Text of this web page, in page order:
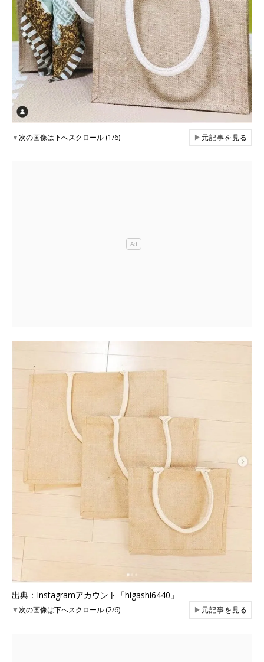
▼次の画像は下へスクロール (1/6) ▶元記事を見る
出典：Instagramアカウント「higashi6440」
▼次の画像は下へスクロール (2/6) ▶元記事を見る